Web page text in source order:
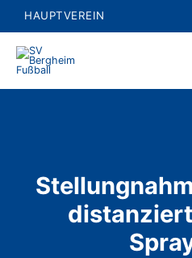
Inhalt
HAUPTVEREIN